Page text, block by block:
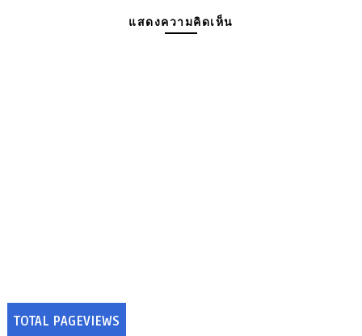
แสดงความคิดเห็น
TOTAL PAGEVIEWS